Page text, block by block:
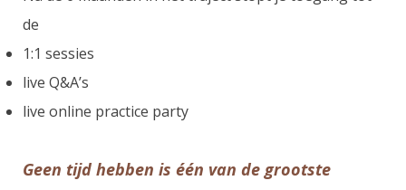
de
1:1 sessies
live Q&A’s
live online practice party
Geen tijd hebben is één van de grootste